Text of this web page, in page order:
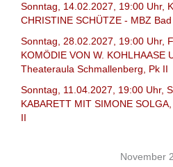
Sonntag, 14.02.2027, 19:00 Uhr,
CHRISTINE SCHÜTZE - MBZ Bad
Sonntag, 28.02.2027, 19:00 Uhr,
KOMÖDIE VON W. KOHLHAASE
Theateraula Schmallenberg, Pk II
Sonntag, 11.04.2027, 19:00 Uhr,
KABARETT MIT SIMONE
November